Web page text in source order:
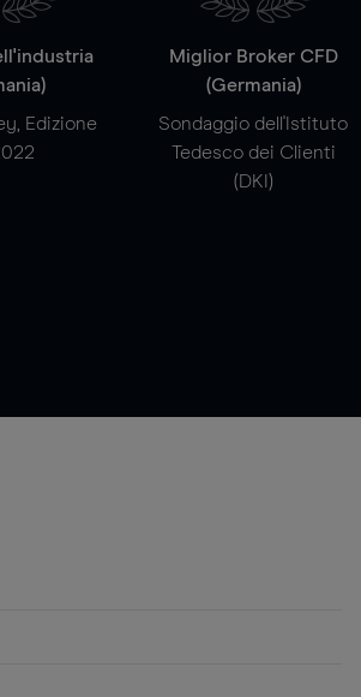
Edizione
Miglior Broker CFD
(Germania)
Sondaggio dell'Istituto
Tedesco dei Clienti
(DKI)